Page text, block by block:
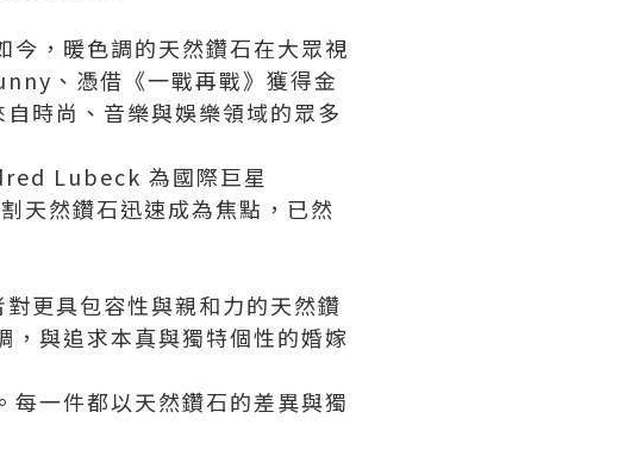
今，暖色調的天然鑽石在大眾視
、憑借《一戰再戰》獲得金
時尚、音樂與娛樂領域的眾多
Lubeck 為國際巨星
天然鑽石迅速成為焦點，已然
更具包容性與親和力的天然鑽
，與追求本真與獨特個性的婚嫁
一件都以天然鑽石的差異與獨